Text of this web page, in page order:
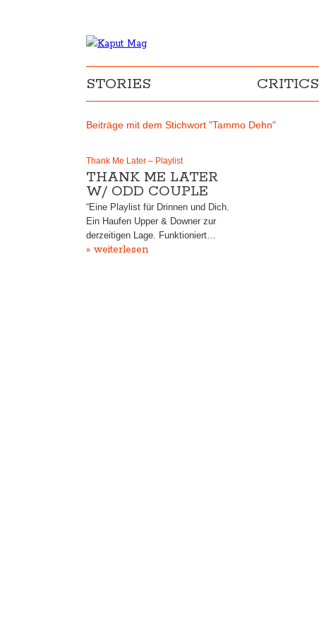
STORIES CRITICS
Beiträge mit dem Stichwort "Tammo Dehn"
Thank Me Later – Playlist
THANK ME LATER
W/ ODD COUPLE
“Eine Playlist für Drinnen und Dich.
Ein Haufen Upper & Downer zur
derzeitigen Lage. Funktioniert…
» weiterlesen